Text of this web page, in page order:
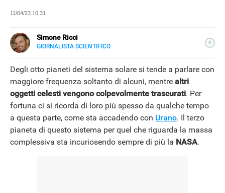
NEWS
11/04/23 10:31
Simone Ricci
GIORNALISTA SCIENTIFICO
LINKEDIN
tecnologia. Grazie a Piero Angela, si è appassionato al
mondo della scienza, tema di cui si occupa per Libero
Tecnologia dal 2023.
Degli otto pianeti del sistema solare si tende a parlare con
maggiore frequenza soltanto di alcuni, mentre altri
oggetti celesti vengono colpevolmente trascurati. Per
fortuna ci si ricorda di loro più spesso da qualche tempo
a questa parte, come sta accadendo con Urano. Il terzo
pianeta di questo sistema per quel che riguarda la massa
complessiva sta incuriosendo sempre di più la NASA.